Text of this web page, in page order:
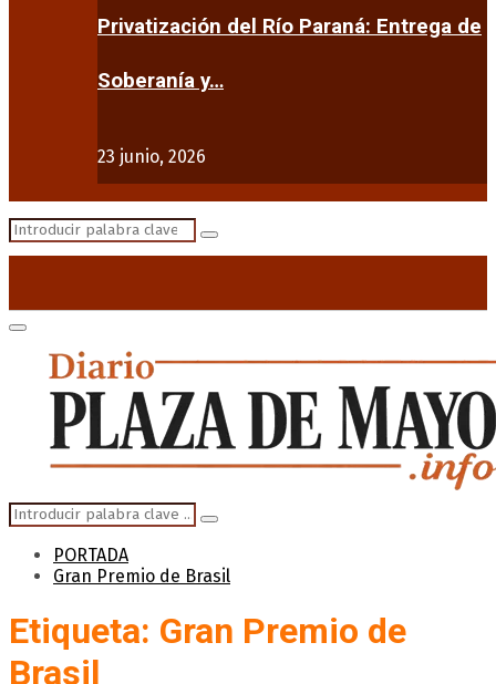
Privatización del Río Paraná: Entrega de
Soberanía y…
23 junio, 2026
Search
Search
Primary
Menu
Search
for:
Search
PORTADA
Gran Premio de Brasil
Etiqueta: Gran Premio de
Brasil